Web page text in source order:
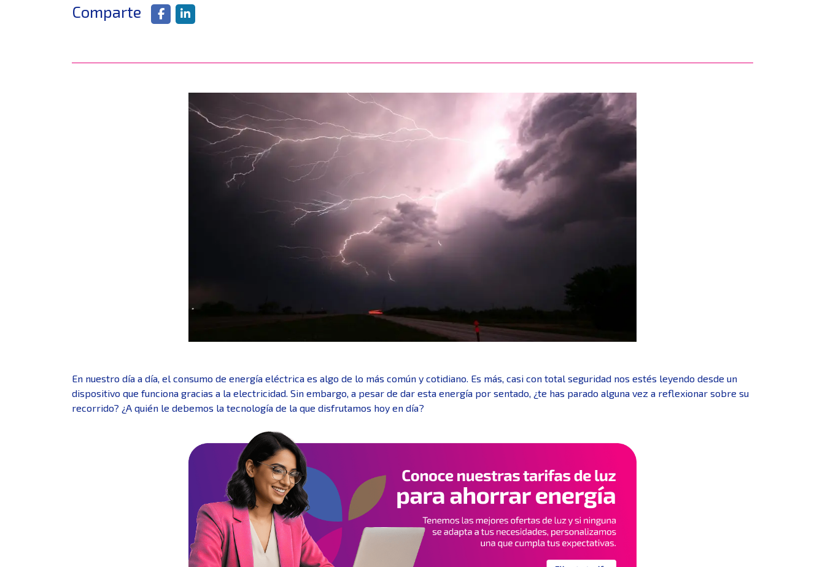
Comparte
En nuestro día a día, el consumo de energía eléctrica es algo de lo más común y cotidiano. Es más, casi con total seguridad nos estés leyendo desde un
dispositivo que funciona gracias a la electricidad. Sin embargo, a pesar de dar esta energía por sentado, ¿te has parado alguna vez a reflexionar sobre su
recorrido? ¿A quién le debemos la tecnología de la que disfrutamos hoy en día?